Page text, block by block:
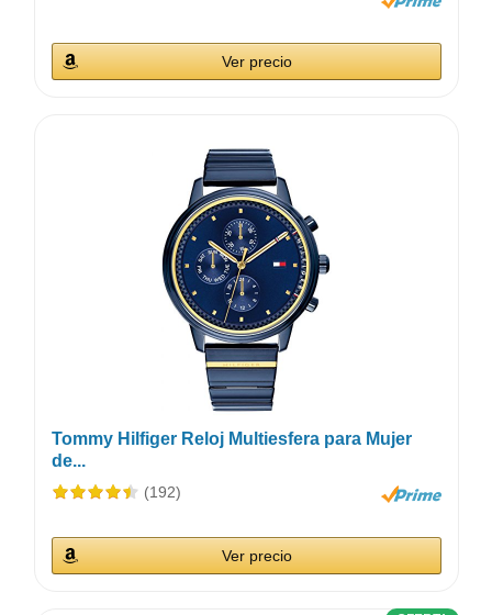
Ver precio
Tommy Hilfiger Reloj Multiesfera para Mujer
de...
(192)
Ver precio